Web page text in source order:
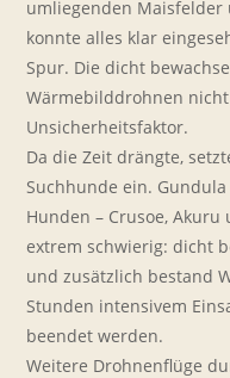
umliegenden Maisfelder
konnte alles klar
Spur. Die dicht
Wärmebilddrohnen
Unsicherheitsfaktor.
Da die Zeit drängte,
Suchhunde ein.
Hunden – Crusoe, Akuru
extrem schwierig: dicht
und zusätzlich bestand
Stunden intensivem
beendet werden.
Weitere Drohnenflüge